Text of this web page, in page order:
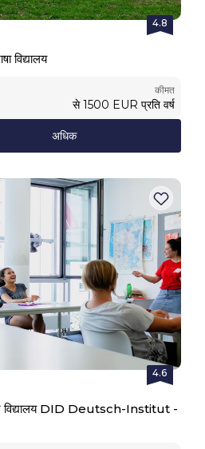
4.8
विद्यालय
कीमत
से 1500 EUR प्रति वर्ष
अधिक
4.6
विद्यालय DID Deutsch-Institut -